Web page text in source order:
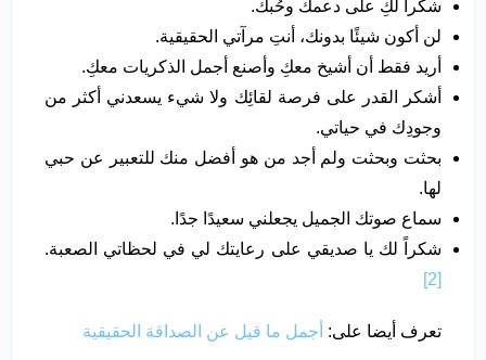
شكراً لكِ على دعمك وحُبك.
لن أكون شيئًا بدونك، أنتِ مرآتي الحقيقية.
أريد فقط أن أشيخ معكِ وأصنع أجمل الذكريات معكِ.
أشكر القدر على فرصة لقائِك ولا شيء يسعدني أكثر من
وجودِك في حياتي.
بحثت وبحثت ولم أجد من هو أفضل منك للتعبير عن حبي
لها.
سماع صوتك الجميل يجعلني سعيدًا جدًا.
شكراً لك يا صديقي على رعايتك لي في لحظاتي الصعبة.
[2]
تعرف أيضا على: أجمل ما قيل عن الصداقة الحقيقية